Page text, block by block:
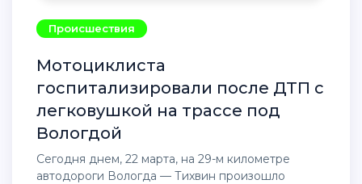
Происшествия
Мотоциклиста
госпитализировали после ДТП с
легковушкой на трассе под
Вологдой
Сегодня днем, 22 марта, на 29-м километре
автодороги Вологда — Тихвин произошло